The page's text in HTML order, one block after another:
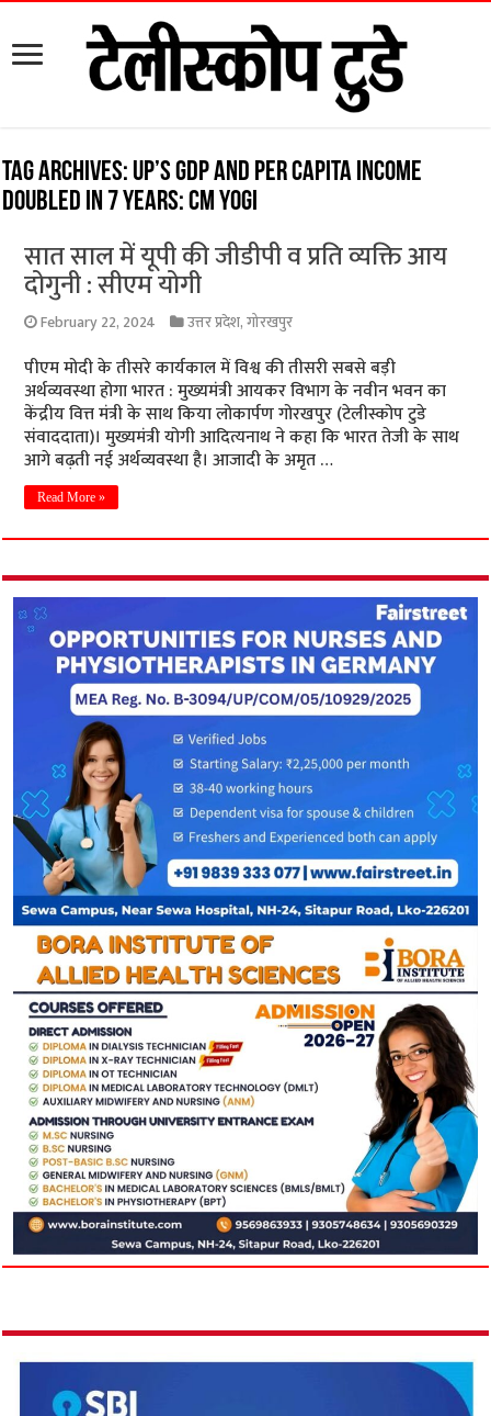
Tag Archives: UP’s GDP and per capita income
doubled in 7 years: CM Yogi
सात साल में यूपी की जीडीपी व प्रति व्यक्ति आय
दोगुनी : सीएम योगी
February 22, 2024 उत्तर प्रदेश,गोरखपुर
पीएम मोदी के तीसरे कार्यकाल में विश्व की तीसरी सबसे बड़ी
अर्थव्यवस्था होगा भारत : मुख्यमंत्री आयकर विभाग के नवीन भवन का
केंद्रीय वित्त मंत्री के साथ किया लोकार्पण गोरखपुर (टेलीस्कोप टुडे
संवाददाता)। मुख्यमंत्री योगी आदित्यनाथ ने कहा कि भारत तेजी के साथ
आगे बढ़ती नई अर्थव्यवस्था है। आजादी के अमृत …
Read More »